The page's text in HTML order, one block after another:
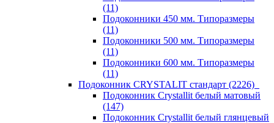
(11)
Подоконники 450 мм. Типоразмеры
(11)
Подоконники 500 мм. Типоразмеры
(11)
Подоконники 600 мм. Типоразмеры
(11)
Подоконник CRYSTALIT стандарт (2226)
Подоконник Crystallit белый матовый
(147)
Подоконник Crystallit белый глянцевый